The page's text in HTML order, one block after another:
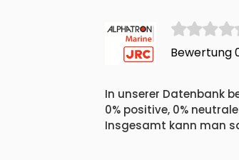
Bewertung
In unserer Datenbank
0% positive, 0%
Insgesamt kann man